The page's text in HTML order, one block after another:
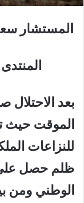
المستشار
بعد الاحتلال
للنزاعات
ظلم حصل على
الوطني ومن